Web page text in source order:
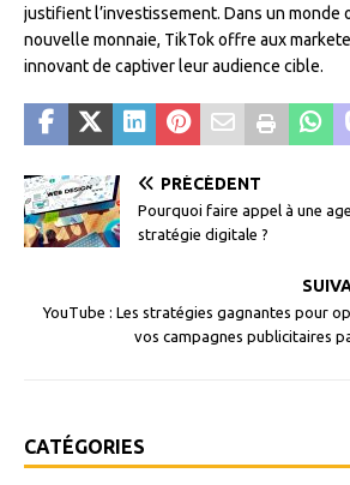
justifient l’investissement. Dans un monde
nouvelle monnaie, TikTok offre aux
innovant de captiver leur audience cible.
PRÉCÉDENT
Pourquoi faire appel à une
stratégie digitale ?
YouTube : Les stratégies gagnantes pour
vos campagnes publicitaires
CATÉGORIES